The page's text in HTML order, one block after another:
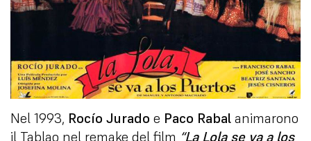
Nel 1993, Rocío Jurado e Paco Rabalanimarono
il Tablao nel remake del film “La Lola se va a los